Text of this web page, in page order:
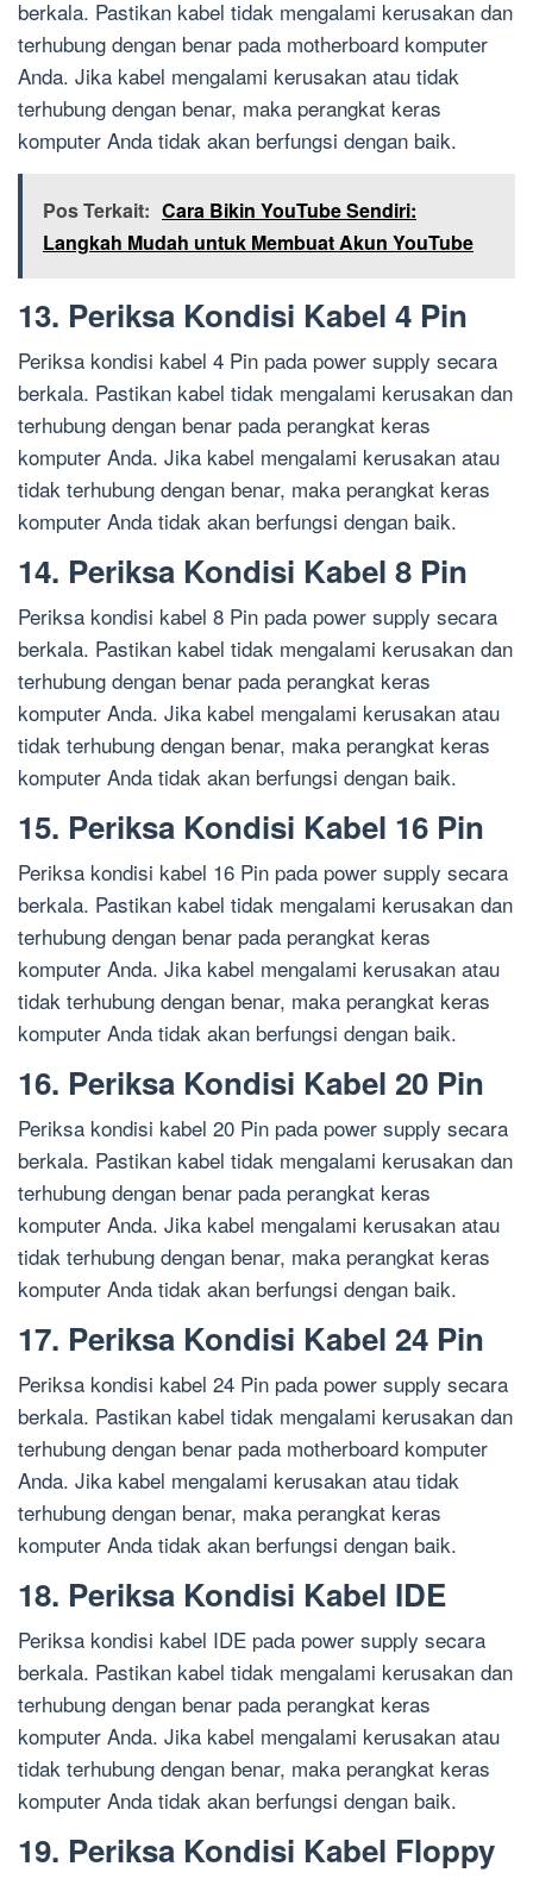
berkala. Pastikan kabel tidak mengalami kerusakan dan
terhubung dengan benar pada motherboard komputer
Anda. Jika kabel mengalami kerusakan atau tidak
terhubung dengan benar, maka perangkat keras
komputer Anda tidak akan berfungsi dengan baik.
Pos Terkait: Cara Bikin YouTube Sendiri:
Langkah Mudah untuk Membuat Akun YouTube
13. Periksa Kondisi Kabel 4 Pin
Periksa kondisi kabel 4 Pin pada power supply secara
berkala. Pastikan kabel tidak mengalami kerusakan dan
terhubung dengan benar pada perangkat keras
komputer Anda. Jika kabel mengalami kerusakan atau
tidak terhubung dengan benar, maka perangkat keras
komputer Anda tidak akan berfungsi dengan baik.
14. Periksa Kondisi Kabel 8 Pin
Periksa kondisi kabel 8 Pin pada power supply secara
berkala. Pastikan kabel tidak mengalami kerusakan dan
terhubung dengan benar pada perangkat keras
komputer Anda. Jika kabel mengalami kerusakan atau
tidak terhubung dengan benar, maka perangkat keras
komputer Anda tidak akan berfungsi dengan baik.
15. Periksa Kondisi Kabel 16 Pin
Periksa kondisi kabel 16 Pin pada power supply secara
berkala. Pastikan kabel tidak mengalami kerusakan dan
terhubung dengan benar pada perangkat keras
komputer Anda. Jika kabel mengalami kerusakan atau
tidak terhubung dengan benar, maka perangkat keras
komputer Anda tidak akan berfungsi dengan baik.
16. Periksa Kondisi Kabel 20 Pin
Periksa kondisi kabel 20 Pin pada power supply secara
berkala. Pastikan kabel tidak mengalami kerusakan dan
terhubung dengan benar pada perangkat keras
komputer Anda. Jika kabel mengalami kerusakan atau
tidak terhubung dengan benar, maka perangkat keras
komputer Anda tidak akan berfungsi dengan baik.
17. Periksa Kondisi Kabel 24 Pin
Periksa kondisi kabel 24 Pin pada power supply secara
berkala. Pastikan kabel tidak mengalami kerusakan dan
terhubung dengan benar pada motherboard komputer
Anda. Jika kabel mengalami kerusakan atau tidak
terhubung dengan benar, maka perangkat keras
komputer Anda tidak akan berfungsi dengan baik.
18. Periksa Kondisi Kabel IDE
Periksa kondisi kabel IDE pada power supply secara
berkala. Pastikan kabel tidak mengalami kerusakan dan
terhubung dengan benar pada perangkat keras
komputer Anda. Jika kabel mengalami kerusakan atau
tidak terhubung dengan benar, maka perangkat keras
komputer Anda tidak akan berfungsi dengan baik.
19. Periksa Kondisi Kabel Floppy